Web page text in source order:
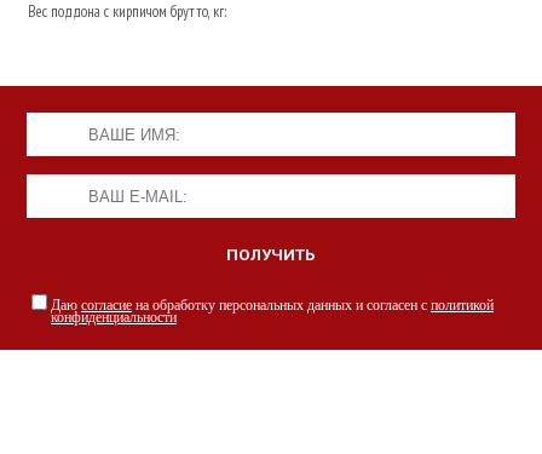
Вес поддона с кирпичом брутто, кг:
Даю согласие на обработку персональных данных и согласен с политикой
конфиденциальности